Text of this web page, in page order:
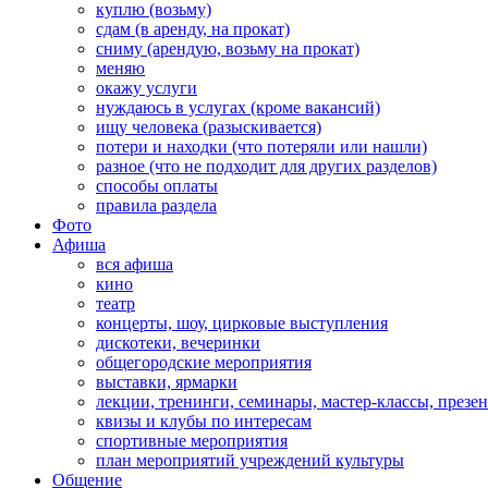
куплю (возьму)
сдам (в аренду, на прокат)
сниму (арендую, возьму на прокат)
меняю
окажу услуги
нуждаюсь в услугах (кроме вакансий)
ищу человека (разыскивается)
потери и находки (что потеряли или нашли)
разное (что не подходит для других разделов)
способы оплаты
правила раздела
Фото
Афиша
вся афиша
кино
театр
концерты, шоу, цирковые выступления
дискотеки, вечеринки
общегородские мероприятия
выставки, ярмарки
лекции, тренинги, семинары, мастер-классы,
квизы и клубы по интересам
спортивные мероприятия
план мероприятий учреждений культуры
Общение